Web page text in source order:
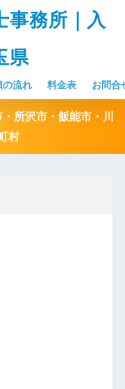
事務所｜入
県
の流れ 料金表 お問合
所沢市・飯能市・川
村